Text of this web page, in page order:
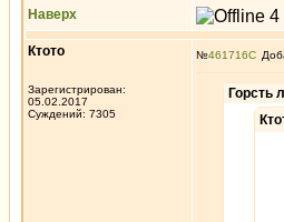
Наверх
Ктото
Зарегистрирован:
05.02.2017
Суждений: 7305
№461716
Горсть